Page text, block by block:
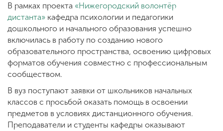
Приемная
комиссия
+7 (831) 262-26-20
В рамках проекта «Нижегородский волонтёр
дистанта» кафедра психологии и педагогики
дошкольного и начального образования успешно
включилась в работу по созданию нового
образовательного пространства, освоению цифровых
форматов обучения совместно с профессиональным
сообществом.
В вуз поступают заявки от школьников начальных
классов с просьбой оказать помощь в освоении
предметов в условиях дистанционного обучения.
Преподаватели и студенты кафедры оказывают